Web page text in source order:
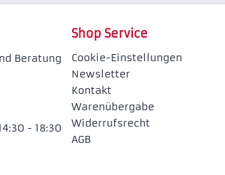
Beratung
- 18:30
Shop Service
Cookie-Einstellungen
Newsletter
Kontakt
Warenübergabe
Widerrufsrecht
AGB